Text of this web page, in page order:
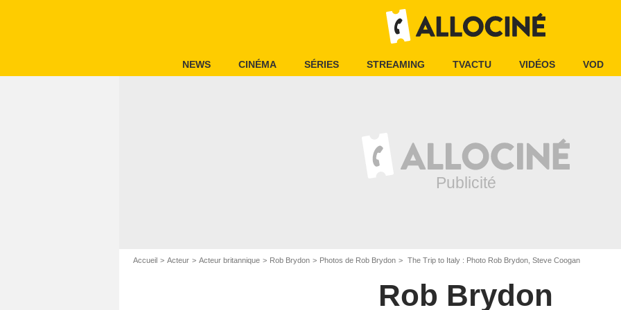
NEWS CINÉMA SÉRIES STREAMING TVACTU VIDÉOS VOD
Accueil Acteur Acteur britannique Rob Brydon Photos de Rob Brydon The Trip to Italy : Photo Rob Brydon, Steve Coogan
Rob Brydon